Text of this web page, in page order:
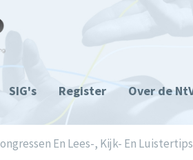
SIG's Register Over de
En Lees-, Kijk- En